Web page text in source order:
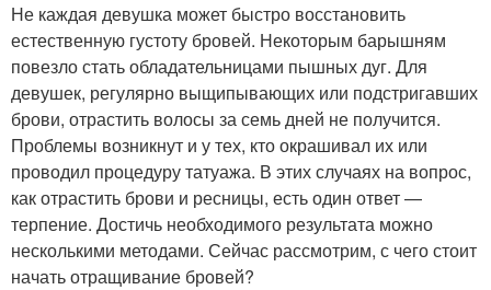
Не каждая девушка может быстро восстановить
естественную густоту бровей. Некоторым барышням
повезло стать обладательницами пышных дуг. Для
девушек, регулярно выщипывающих или подстригавших
брови, отрастить волосы за семь дней не получится.
Проблемы возникнут и у тех, кто окрашивал их или
проводил процедуру татуажа. В этих случаях на вопрос,
как отрастить брови и ресницы, есть один ответ —
терпение. Достичь необходимого результата можно
несколькими методами. Сейчас рассмотрим, с чего стоит
начать отращивание бровей?